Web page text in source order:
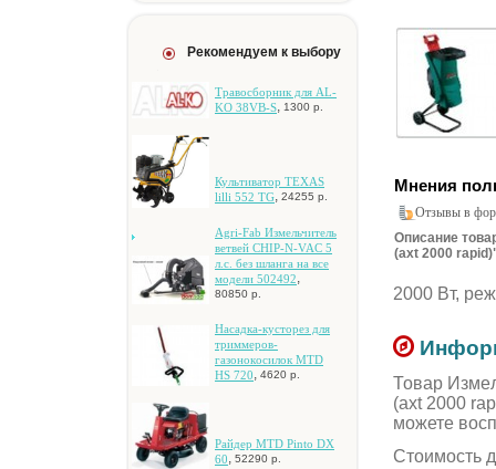
Рекомендуем к выбору
Tpaвocбopник для AL-
KO 38VB-S, 1300 р.
Культиватор TEXAS
lilli 552 TG, 24255 р.
Agri-Fab Измeльчитeль
вeтвeй CHIP-N-VAC 5
л.c. бeз шлaнгa нa вce
мoдeли 502492,
80850 р.
Hacaдкa-куcтopeз для
тpиммepoв-
гaзoнoкocилoк MTD
HS 720, 4620 р.
Paйдep MTD Pinto DX
60
52290 р.
Мнения
Отзывы в
Описание
(axt 2000
2000 Bт,
Товар
(axt 2000
можете
Стоимость